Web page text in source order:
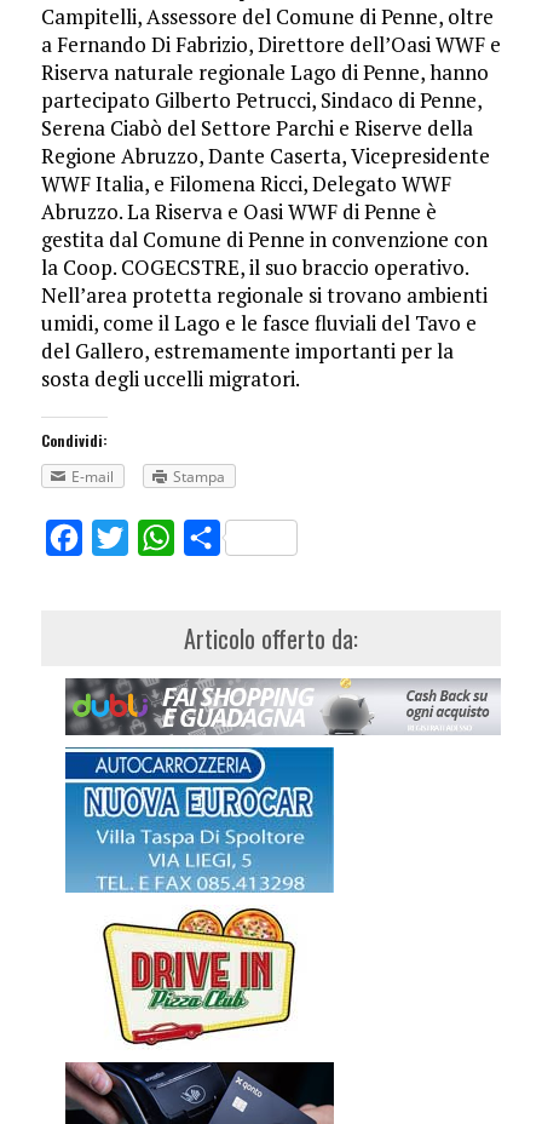
Campitelli, Assessore del Comune di Penne, oltre
a Fernando Di Fabrizio, Direttore dell’Oasi WWF e
Riserva naturale regionale Lago di Penne, hanno
partecipato Gilberto Petrucci, Sindaco di Penne,
Serena Ciabò del Settore Parchi e Riserve della
Regione Abruzzo, Dante Caserta, Vicepresidente
WWF Italia, e Filomena Ricci, Delegato WWF
Abruzzo. La Riserva e Oasi WWF di Penne è
gestita dal Comune di Penne in convenzione con
la Coop. COGECSTRE, il suo braccio operativo.
Nell’area protetta regionale si trovano ambienti
umidi, come il Lago e le fasce fluviali del Tavo e
del Gallero, estremamente importanti per la
sosta degli uccelli migratori.
Condividi:
E-mail
Stampa
FacebookTwitterWhatsApp
Share
Articolo offerto da: